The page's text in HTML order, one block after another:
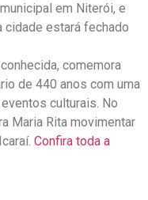
em Niterói, e
cidade estará fechado
comemora
de 440 anos com uma
culturais. No
Maria Rita movimentar
Confira toda a